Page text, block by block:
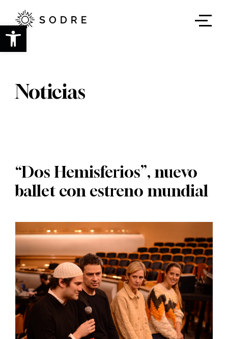
Abrir barra de herramientas
contenido
principal
Noticias
“Dos Hemisferios”, nuevo
ballet con estreno mundial